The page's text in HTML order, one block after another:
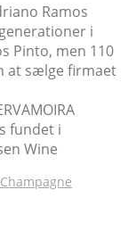
Ramos
i
Pinto, men 110
at sælge firmaet
fundet i
Wine
Champagne